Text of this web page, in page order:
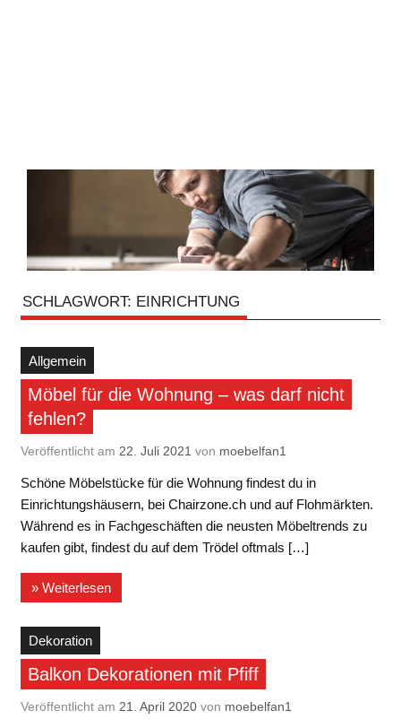
SCHLAGWORT: EINRICHTUNG
Allgemein
Möbel für die Wohnung – was darf nicht
fehlen?
Veröffentlicht am 22. Juli 2021 von moebelfan1
Schöne Möbelstücke für die Wohnung findest du in
Einrichtungshäusern, bei Chairzone.ch und auf Flohmärkten.
Während es in Fachgeschäften die neusten Möbeltrends zu
kaufen gibt, findest du auf dem Trödel oftmals […]
» Weiterlesen
Dekoration
Balkon Dekorationen mit Pfiff
Veröffentlicht am 21. April 2020von moebelfan1